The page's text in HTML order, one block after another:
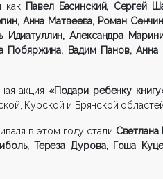
как Павел Басинский, Сергей
Анна Матвеева, Роман
Идиатуллин, Александра
Побяржина, Вадим Панов, Анна
акция «Подари ребенку
Курской и Брянской
в этом году стали
Тереза Дурова, Гоша